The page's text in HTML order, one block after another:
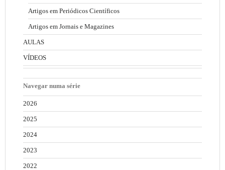
Artigos em Periódicos Científicos
Artigos em Jornais e Magazines
AULAS
VÍDEOS
Navegar numa série
2026
2025
2024
2023
2022